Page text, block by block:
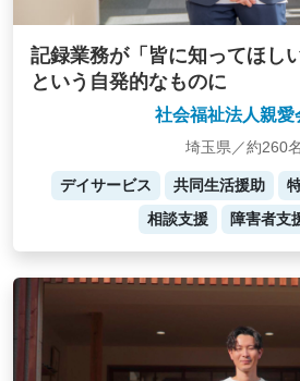
記録業務が「皆に知ってほし
という自発的なものに
社会福祉法人親愛
埼玉県／約260名
デイサービス 共同生活援助
相談支援
障害者支